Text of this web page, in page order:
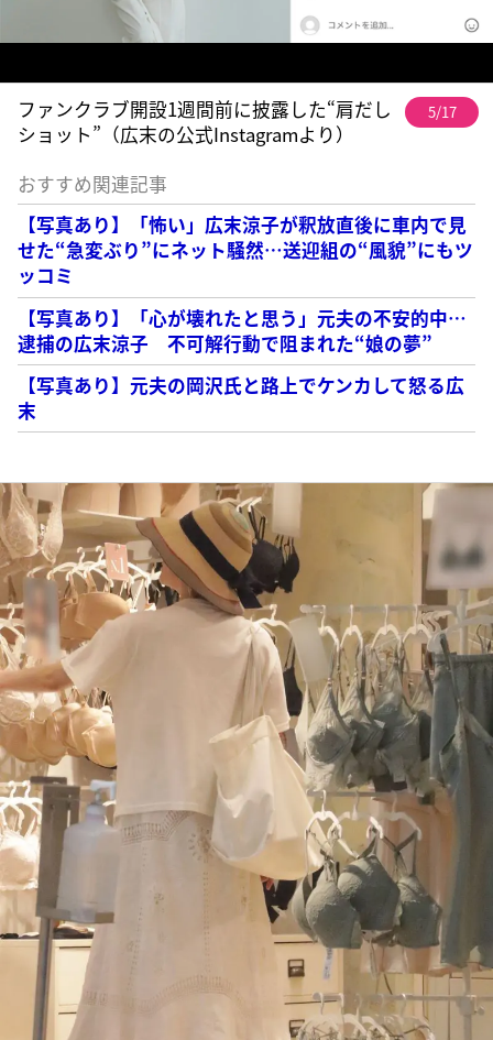
ファンクラブ開設1週間前に披露した“肩だし
ショット”（広末の公式Instagramより）
5/17
おすすめ関連記事
【写真あり】「怖い」広末涼子が釈放直後に車内で見
せた“急変ぶり”にネット騒然…送迎組の“風貌”にもツ
ッコミ
【写真あり】「心が壊れたと思う」元夫の不安的中…
逮捕の広末涼子 不可解行動で阻まれた“娘の夢”
【写真あり】元夫の岡沢氏と路上でケンカして怒る広
末